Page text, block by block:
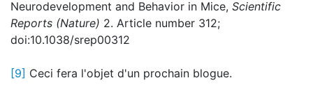
Neurodevelopment and Behavior in Mice, Scientific
Reports (Nature) 2. Article number 312;
doi:10.1038/srep00312
[9] Ceci fera l'objet d'un prochain blogue.